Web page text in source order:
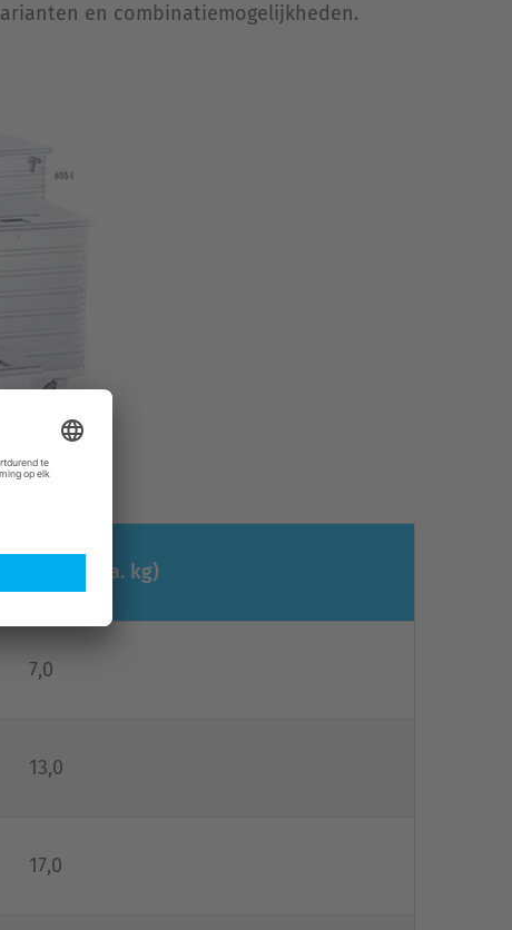
en combinatiemogelijkheden.
Massa (ca. kg)
7,0
13,0
17,0